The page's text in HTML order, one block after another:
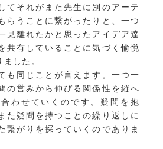
てそれがまた先生に別のアーテ
らうことに繋がったりと、一つ
見離れたかと思ったアイデア達
共有していることに気づく愉悦
した。
も同じことが言えます。一つ一
の営みから伸びる関係性を縦へ
わせていくのです。疑問を抱
た疑問を持つことの繰り返しに
繋がりを探っていくのでありま